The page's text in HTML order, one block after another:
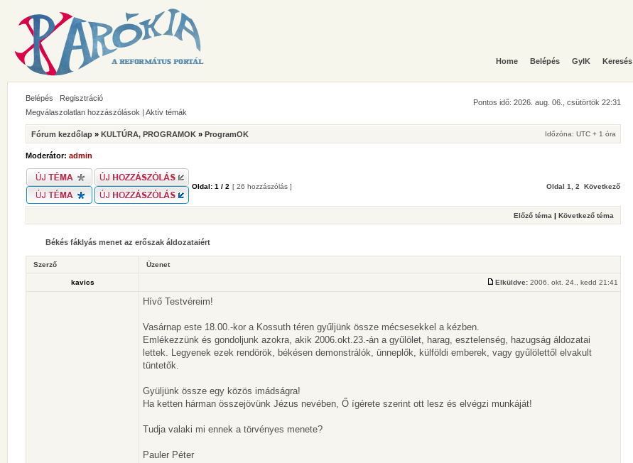
Home Belépés GyIK Keresés
Belépés Regisztráció
Pontos idő: 2026. aug. 06., csütörtök 22:31
Megválaszolatlan hozzászólások | Aktív témák
Fórum kezdőlap » KULTÚRA, PROGRAMOK » ProgramOK Időzóna: UTC + 1 óra
Moderátor: admin
Oldal: 1 / 2 [ 26 hozzászólás ] Oldal 1 2 Következő
Előző téma | Következő téma
Békés fáklyás menet az erőszak áldozataiért
Szerző Üzenet
kavics Elküldve: 2006. okt. 24., kedd 21:41
Hívő Testvéreim!
Vasárnap este 18.00.-kor a Kossuth téren gyűljünk össze mécsesekkel a kézben.
Emlékezzünk és gondoljunk azokra, akik 2006.okt.23.-án a gyűlölet, harag, esztelenség, hazugság áldozatai
lettek. Legyenek ezek rendörök, békésen demonstrálók, ünneplők, külföldi emberek, vagy gyűlölettől elvakult
tüntetők.
Gyüljünk össze egy közös imádságra!
Ha ketten hárman összejövünk Jézus nevében, Ő ígérete szerint ott lesz és elvégzi munkáját!
Tudja valaki mi ennek a törvényes menete?
Pauler Péter